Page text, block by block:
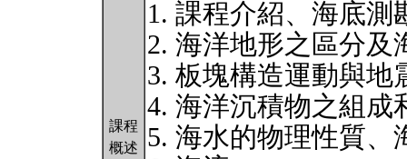
課程
概述
1. 課程介紹、海底測
2. 海洋地形之區分及
3. 板塊構造運動與地
4. 海洋沉積物之組成
5. 海水的物理性質、